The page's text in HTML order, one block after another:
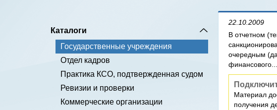
Каталоги
Государственные учреждения
Отдел кадров
Практика КСО, подтвержденная судом
Ревизии и проверки
Коммерческие организации
22.10.2009
В отчетном
очередным
финансового...
Материал
получения